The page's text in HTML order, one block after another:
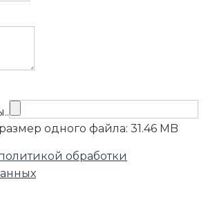
одного файла: 31.46 MB
обработки